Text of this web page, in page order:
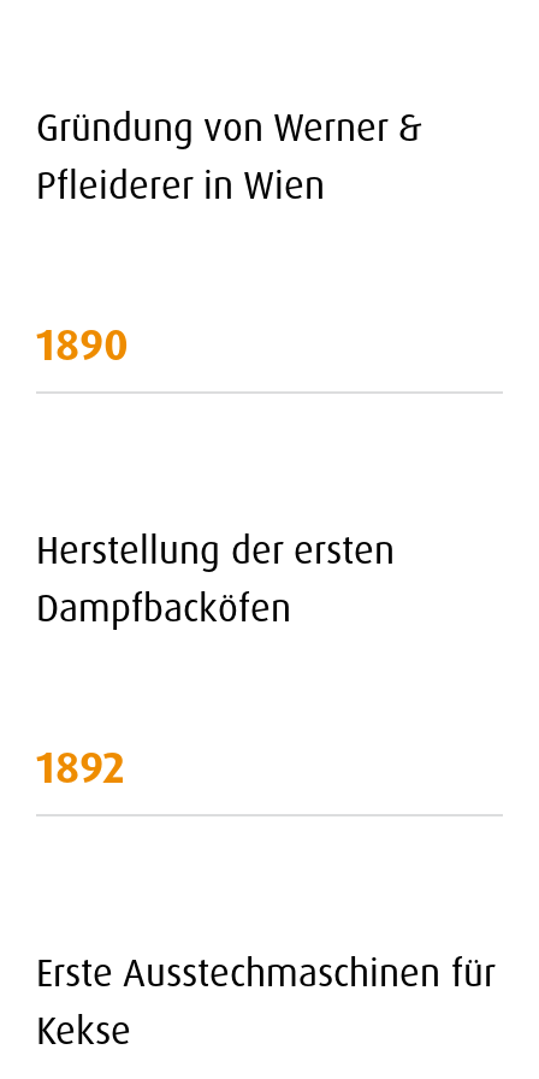
Gründung von Werner &
Pfleiderer in Wien
1890
Herstellung der ersten
Dampfbacköfen
1892
Erste Ausstechmaschinen für
Kekse